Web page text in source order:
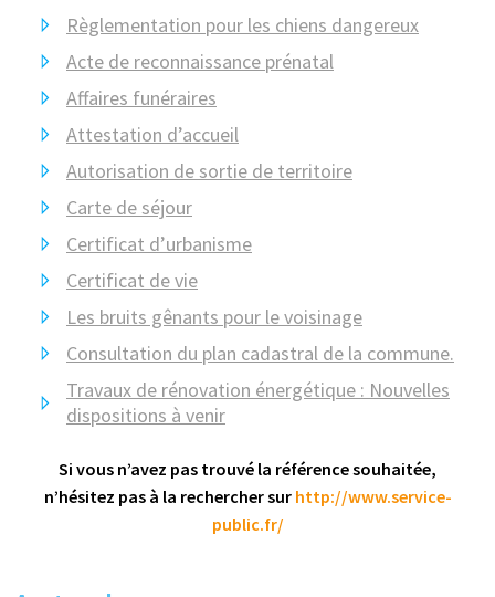
Règlementation pour les chiens dangereux
Acte de reconnaissance prénatal
Affaires funéraires
Attestation d’accueil
Autorisation de sortie de territoire
Carte de séjour
Certificat d’urbanisme
Certificat de vie
Les bruits gênants pour le voisinage
Consultation du plan cadastral de la commune.
Travaux de rénovation énergétique : Nouvelles
dispositions à venir
Si vous n’avez pas trouvé la référence souhaitée,
n’hésitez pas à la rechercher sur http://www.service-
public.fr/